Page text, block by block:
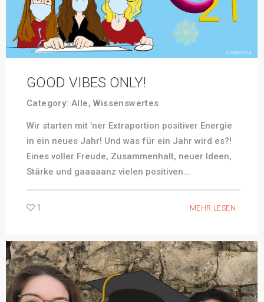
GOOD VIBES ONLY!
Category:Alle,Wissenswertes
Wir starten mit ’ner Extraportion positiver Energie
in ein neues Jahr! Und was für ein Jahr wird es?!
Eines voller Freude, Zusammenhalt, neuer Ideen,
Stärke und gaaaaanz vielen positiven...
1 MEHR LESEN